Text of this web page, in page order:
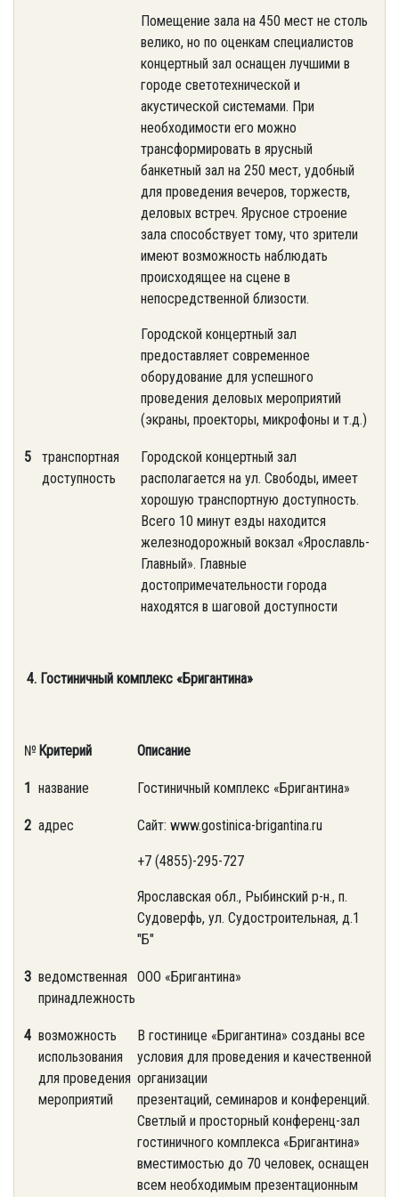
Помещение зала на 450 мест не столь
велико, но по оценкам специалистов
концертный зал оснащен лучшими в
городе светотехнической и
акустической системами. При
необходимости его можно
трансформировать в ярусный
банкетный зал на 250 мест, удобный
для проведения вечеров, торжеств,
деловых встреч. Ярусное строение
зала способствует тому, что зрители
имеют возможность наблюдать
происходящее на сцене в
непосредственной близости.
Городской концертный зал
предоставляет современное
оборудование для успешного
проведения деловых мероприятий
(экраны, проекторы, микрофоны и т.д.)
5
транспортная
доступность
Городской концертный зал
располагается на ул. Свободы, имеет
хорошую транспортную доступность.
Всего 10 минут езды находится
железнодорожный вокзал «Ярославль-
Главный». Главные
достопримечательности города
находятся в шаговой доступности
4. Гостиничный комплекс «Бригантина»
№ Критерий Описание
1 название Гостиничный комплекс «Бригантина»
2 адрес Сайт: www.gostinica-brigantina.ru
+7 (4855)-295-727
Ярославская обл., Рыбинский р-н., п.
Судоверфь, ул. Судостроительная, д.1
"Б"
3 ведомственная
принадлежность
ООО «Бригантина»
4 возможность
использования
для проведения
мероприятий
В гостинице «Бригантина» созданы все
условия для проведения и качественной
организации
презентаций, семинаров и конференций.
Светлый и просторный конференц-зал
гостиничного комплекса «Бригантина»
вместимостью до 70 человек, оснащен
всем необходимым презентационным